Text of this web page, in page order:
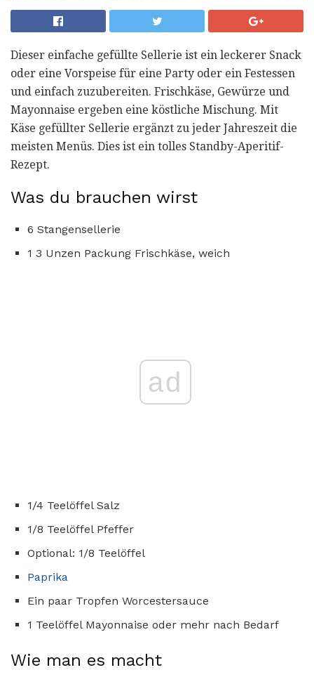
Dieser einfache gefüllte Sellerie ist ein leckerer Snack
oder eine Vorspeise für eine Party oder ein Festessen
und einfach zuzubereiten. Frischkäse, Gewürze und
Mayonnaise ergeben eine köstliche Mischung. Mit
Käse gefüllter Sellerie ergänzt zu jeder Jahreszeit die
meisten Menüs. Dies ist ein tolles Standby-Aperitif-
Rezept.
Was du brauchen wirst
6 Stangensellerie
1 3 Unzen Packung Frischkäse, weich
ad
1/4 Teelöffel Salz
1/8 Teelöffel Pfeffer
Optional: 1/8 Teelöffel
Paprika
Ein paar Tropfen Worcestersauce
1 Teelöffel Mayonnaise oder mehr nach Bedarf
Wie man es macht